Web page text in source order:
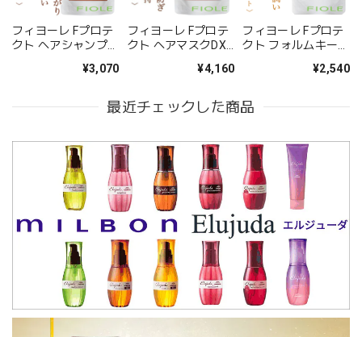
フィヨーレ Fプロテ
クト ヘアシャンプー
¥3,070
フィヨーレ Fプロテ
クト ヘアマスクDX
¥4,160
フィヨーレ Fプロテ
クト フォルムキーパ
¥2,540
最近チェックした商品